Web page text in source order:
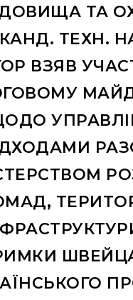
ТА
ТЕХН.
ВЗЯВ